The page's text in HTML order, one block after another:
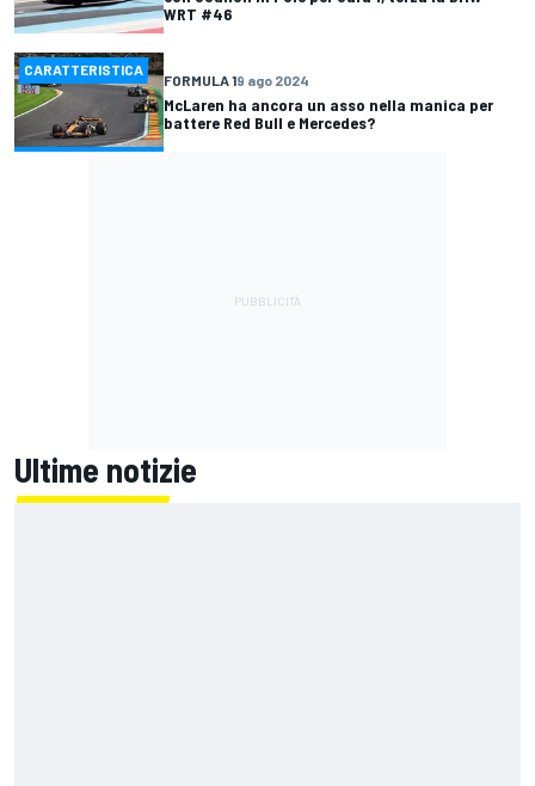
WRT #46
CARATTERISTICA
FORMULA 19 ago 2024
McLaren ha ancora un asso nella manica per
battere Red Bull e Mercedes?
Ultime notizie